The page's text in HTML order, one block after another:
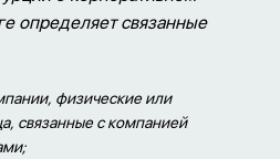
определяет связанные
физические или
связанные с компанией